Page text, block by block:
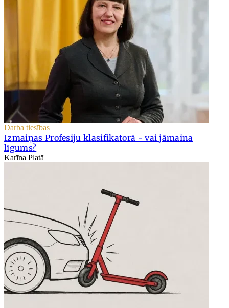
Darba tiesības
Izmaiņas Profesiju klasifikatorā - vai jāmaina
līgums?
Karīna Platā